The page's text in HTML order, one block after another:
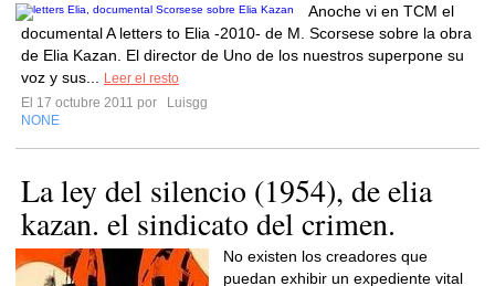
Anoche vi en TCM el
documental A letters to Elia -2010- de M. Scorsese sobre la obra
de Elia Kazan. El director de Uno de los nuestros superpone su
voz y sus...
Leer el resto
El 17 octubre 2011 por
Luisgg
NONE
La ley del silencio (1954), de elia
kazan. el sindicato del crimen.
No existen los creadores que
puedan exhibir un expediente vital